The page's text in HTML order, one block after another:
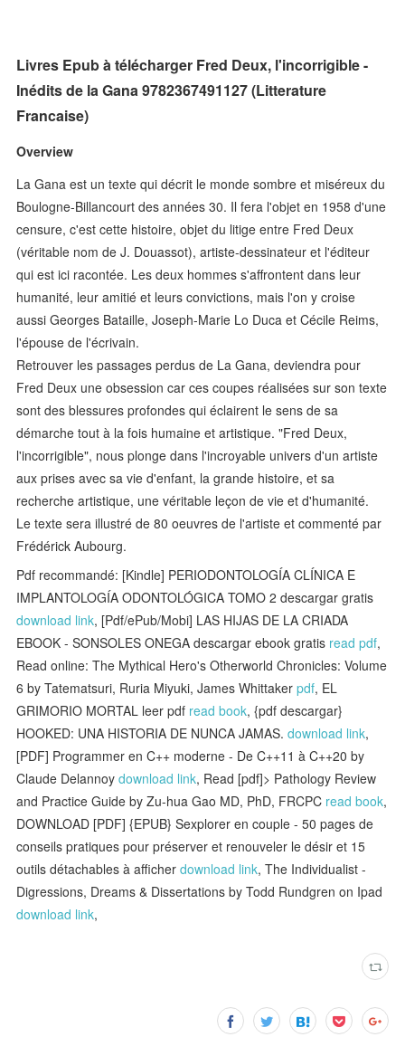
Livres Epub à télécharger Fred Deux, l'incorrigible -
Inédits de la Gana 9782367491127 (Litterature
Francaise)
Overview
La Gana est un texte qui décrit le monde sombre et miséreux du
Boulogne-Billancourt des années 30. Il fera l'objet en 1958 d'une
censure, c'est cette histoire, objet du litige entre Fred Deux
(véritable nom de J. Douassot), artiste-dessinateur et l'éditeur
qui est ici racontée. Les deux hommes s'affrontent dans leur
humanité, leur amitié et leurs convictions, mais l'on y croise
aussi Georges Bataille, Joseph-Marie Lo Duca et Cécile Reims,
l'épouse de l'écrivain.
Retrouver les passages perdus de La Gana, deviendra pour
Fred Deux une obsession car ces coupes réalisées sur son texte
sont des blessures profondes qui éclairent le sens de sa
démarche tout à la fois humaine et artistique. "Fred Deux,
l'incorrigible", nous plonge dans l'incroyable univers d'un artiste
aux prises avec sa vie d'enfant, la grande histoire, et sa
recherche artistique, une véritable leçon de vie et d'humanité.
Le texte sera illustré de 80 oeuvres de l'artiste et commenté par
Frédérick Aubourg.
Pdf recommandé: [Kindle] PERIODONTOLOGÍA CLÍNICA E
IMPLANTOLOGÍA ODONTOLÓGICA TOMO 2 descargar gratis
download link, [Pdf/ePub/Mobi] LAS HIJAS DE LA CRIADA
EBOOK - SONSOLES ONEGA descargar ebook gratis read pdf,
Read online: The Mythical Hero's Otherworld Chronicles: Volume
6 by Tatematsuri, Ruria Miyuki, James Whittakerpdf, EL
GRIMORIO MORTAL leer pdf read book, {pdf descargar}
HOOKED: UNA HISTORIA DE NUNCA JAMAS.download link,
[PDF] Programmer en C++ moderne - De C++11 à C++20 by
Claude Delannoydownload link, Read [pdf]> Pathology Review
and Practice Guide by Zu-hua Gao MD, PhD, FRCPC read book,
DOWNLOAD [PDF] {EPUB} Sexplorer en couple - 50 pages de
conseils pratiques pour préserver et renouveler le désir et 15
outils détachables à afficherdownload link, The Individualist -
Digressions, Dreams & Dissertations by Todd Rundgren on Ipad
download link,